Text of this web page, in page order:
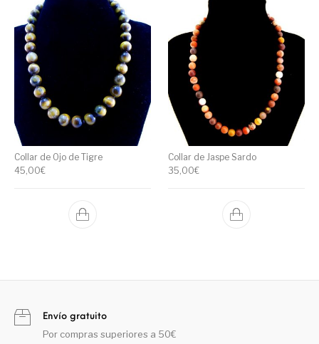
Collar de Ojo de Tigre
45,00€
Collar de Jaspe Sardo
35,00€
Envío gratuito
Por compras superiores a 50€